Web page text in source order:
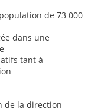
de 73 000
dans une
tant à
de la direction